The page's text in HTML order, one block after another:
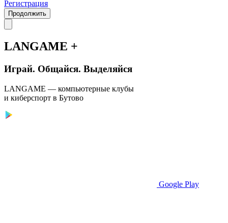
Регистрация
Продолжить
LANGAME +
Играй. Общайся. Выделяйся
LANGAME — компьютерные клубы
и киберспорт в Бутово
Google Play